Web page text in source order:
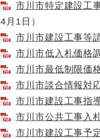
市川市特定建設工
4月1日）
市川市建設工事等
市川市低入札価格
市川市最低制限価
市川市談合情報対
市川市建設工事指
市川市公共工事入
市川市建設工事予